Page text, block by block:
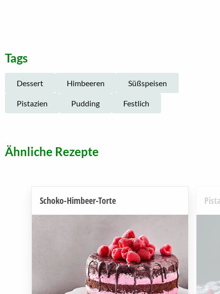
Tags
Dessert Himbeeren Süßspeisen
Pistazien Pudding Festlich
Ähnliche Rezepte
Schoko-Himbeer-Torte